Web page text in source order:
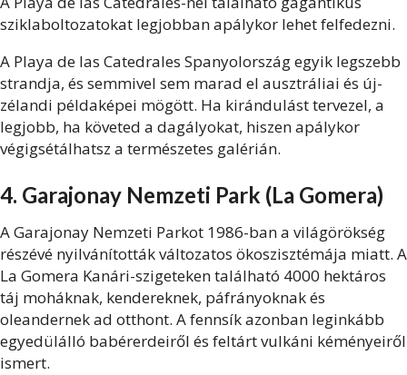
sziklaboltozatokat legjobban apálykor lehet felfedezni.
A Playa de las Catedrales Spanyolország egyik legszebb
strandja, és semmivel sem marad el ausztráliai és új-
zélandi példaképei mögött. Ha kirándulást tervezel, a
legjobb, ha követed a dagályokat, hiszen apálykor
végigsétálhatsz a természetes galérián.
4. Garajonay Nemzeti Park (La Gomera)
A Garajonay Nemzeti Parkot 1986-ban a világörökség
részévé nyilvánították változatos ökoszisztémája miatt. A
La Gomera Kanári-szigeteken található 4000 hektáros
táj moháknak, kendereknek, páfrányoknak és
oleandernek ad otthont. A fennsík azonban leginkább
egyedülálló babérerdeiről és feltárt vulkáni kéményeiről
ismert.